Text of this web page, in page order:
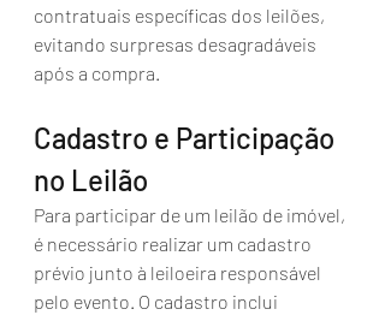
contratuais específicas dos leilões,
evitando surpresas desagradáveis
após a compra.
Cadastro e Participação
no Leilão
Para participar de um leilão de imóvel,
é necessário realizar um cadastro
prévio junto à leiloeira responsável
pelo evento. O cadastro inclui